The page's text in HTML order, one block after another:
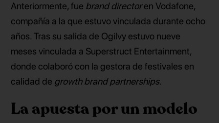
Anteriormente, fue brand directoren Vodafone,
compañía a la que estuvo vinculada durante ocho
años. Tras su salida de Ogilvy estuvo nueve
meses vinculada a Superstruct Entertainment,
donde colaboró con la gestora de festivales en
calidad de growth brand partnerships.
La apuesta por un modelo